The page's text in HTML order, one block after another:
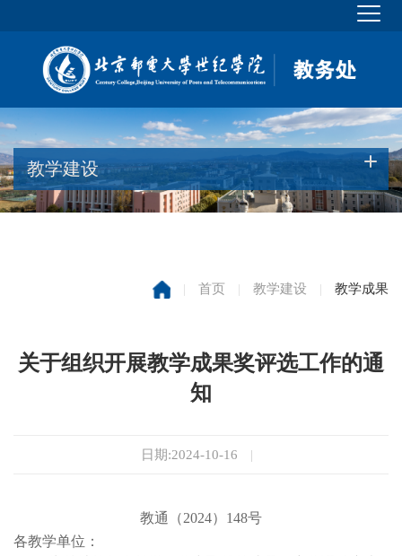
教学建设
| 首页 | 教学建设 | 教学成果
关于组织开展教学成果奖评选工作的通
知
日期:2024-10-16 |
教通（2024） 148号
各教学单位：